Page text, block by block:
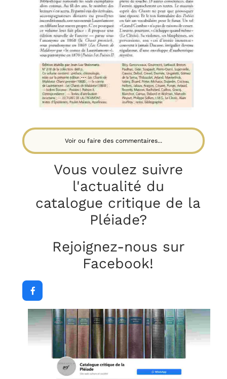
Voir ou faire des commentaires...
Vous voulez suivre
l'actualité du
catalogue critique de la
Pléiade?
Rejoignez-nous sur
Facebook!
